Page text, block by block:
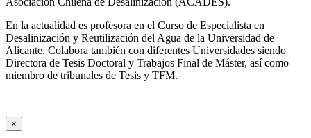
En la actualidad es profesora en el Curso de Especialista en
Desalinización y Reutilización del Agua de la Universidad de
Alicante. Colabora también con diferentes Universidades siendo
Directora de Tesis Doctoral y Trabajos Final de Máster, así como
miembro de tribunales de Tesis y TFM.
×